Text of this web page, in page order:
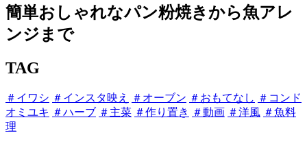
簡単おしゃれなパン粉焼きから魚アレ
ンジまで
TAG
＃イワシ ＃インスタ映え ＃オーブン ＃おもてなし ＃コンド
オミユキ ＃ハーブ ＃主菜 ＃作り置き ＃動画 ＃洋風 ＃魚料
理